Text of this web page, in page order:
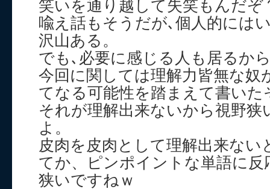
笑いを通り越して失笑もんだぞ
喩え話もそうだが､個人的には
沢山ある。
でも､必要に感じる人も居るか
今回に関しては理解力皆無な奴
てなる可能性を踏まえて書い
それが理解出来ないから視野狭
よ。
皮肉を皮肉として理解出来ない
てか、ピンポイントな単語に反
狭いですねｗ